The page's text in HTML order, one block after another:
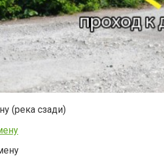
(река сзади)